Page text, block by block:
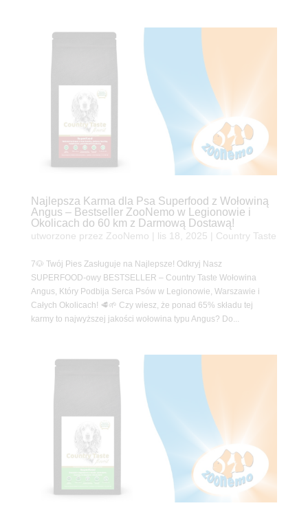
Najlepsza Karma dla Psa Superfood z Wołowiną
Angus – Bestseller ZooNemo w Legionowie i
Okolicach do 60 km z Darmową Dostawą!
utworzone przez ZooNemo lis 18, 2025 Country Taste
7🐶 Twój Pies Zasługuje na Najlepsze! Odkryj Nasz
SUPERFOOD-owy BESTSELLER – Country Taste Wołowina
Angus, Który Podbija Serca Psów w Legionowie, Warszawie i
Całych Okolicach! 🥩🌱 Czy wiesz, że ponad 65% składu tej
karmy to najwyższej jakości wołowina typu Angus? Do...